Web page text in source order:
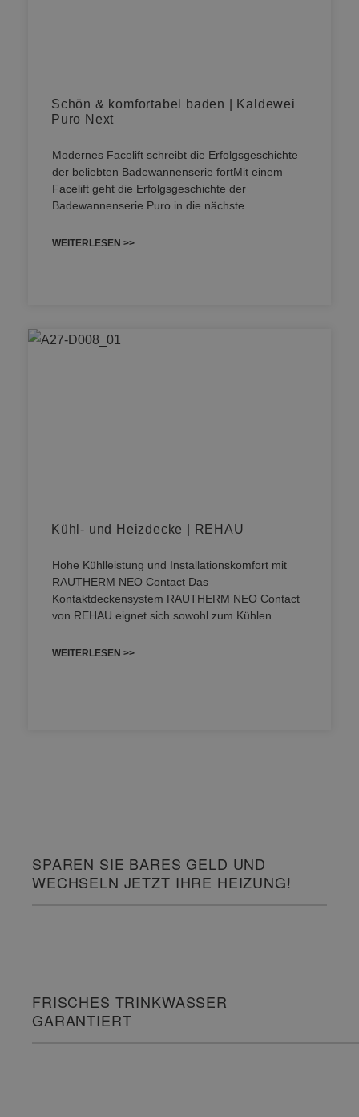
Schön & komfortabel baden | Kaldewei
Puro Next
Modernes Facelift schreibt die Erfolgsgeschichte
der beliebten Badewannenserie fortMit einem
Facelift geht die Erfolgsgeschichte der
Badewannenserie Puro in die nächste…
WEITERLESEN >>
Kühl- und Heizdecke | REHAU
Hohe Kühlleistung und Installationskomfort mit
RAUTHERM NEO Contact Das
Kontaktdeckensystem RAUTHERM NEO Contact
von REHAU eignet sich sowohl zum Kühlen…
WEITERLESEN >>
SPAREN SIE BARES GELD UND
WECHSELN JETZT IHRE HEIZUNG!
FRISCHES TRINKWASSER
GARANTIERT